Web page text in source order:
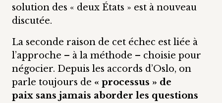
solution des « deux États » est à nouveau
discutée.
La seconde raison de cet échec est liée à
l’approche – à la méthode – choisie pour
négocier. Depuis les accords d’Oslo, on
parle toujours de « processus » de
paix sans jamais aborder les questions